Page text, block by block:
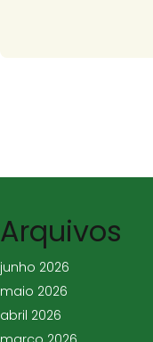
Arquivos
junho 2026
maio 2026
abril 2026